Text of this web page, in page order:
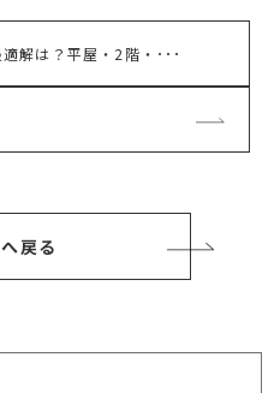
解は？平屋・2階・･･･
戻る